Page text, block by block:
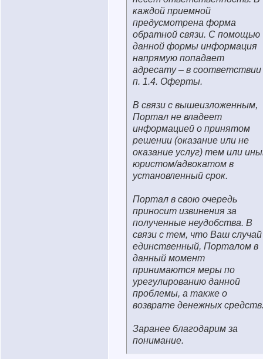
каждой приемной
предусмотрена форма
обратной связи. С помощью
данной формы информация
напрямую попадает
адресату – в соответствии
п. 1.4. Оферты.
В связи с вышеизложенным,
Портал не владеет
информацией о принятом
решении (оказание или не
оказание услуг) тем или
юристом/адвокатом в
установленный срок.
Портал в свою очередь
приносит извинения за
полученные неудобства. В
связи с тем, что Ваш случай
единственный, Порталом в
данный момент
принимаются меры по
урегулированию данной
проблемы, а также о
возврате денежных
Заранее благодарим за
понимание.